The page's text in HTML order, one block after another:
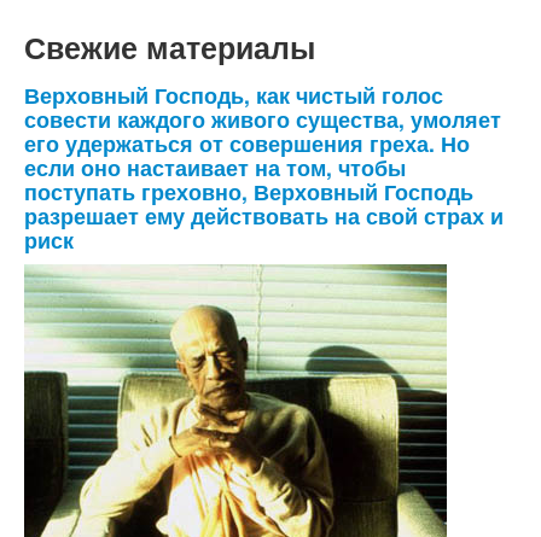
Свежие материалы
Верховный Господь, как чистый голос
совести каждого живого существа, умоляет
его удержаться от совершения греха. Но
если оно настаивает на том, чтобы
поступать греховно, Верховный Господь
разрешает ему действовать на свой страх и
риск